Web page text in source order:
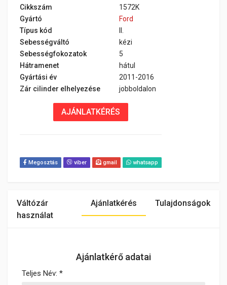
Cikkszám
1572K
Gyártó
Ford
Típus kód
Sebességváltó
kézi
Sebességfokozatok
5
Hátramenet
hátul
Gyártási év
2011-2016
Zár cilinder elhelyezése
jobboldalon
AJÁNLATKÉRÉS
Megosztás viber gmail whatsapp
Váltózár
használat
Ajánlatkérés Tulajdonságok
Ajánlatkérő adatai
Teljes Név: *